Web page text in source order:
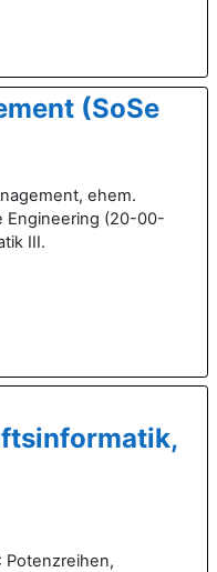
(SoSe
ehem.
Engineering (20-00-
III.
Potenzreihen,